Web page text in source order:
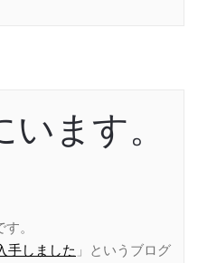
ます。
。
手しました 」というブログ